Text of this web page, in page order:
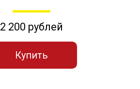
2 200 рублей
Купить